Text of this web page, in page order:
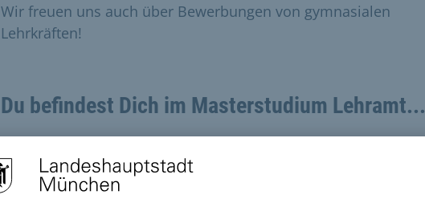
Wir freuen uns auch über Bewerbungen von gymnasialen
Lehrkräften!
Du befindest Dich im Masterstudium Lehramt...
...für berufliche Schulen beziehungsweise
Wirtschaftspädagogik?